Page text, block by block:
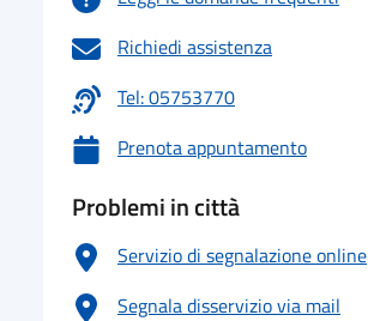
Richiedi assistenza
Tel: 05753770
Prenota appuntamento
Problemi in città
Servizio di segnalazione online
Segnala disservizio via mail